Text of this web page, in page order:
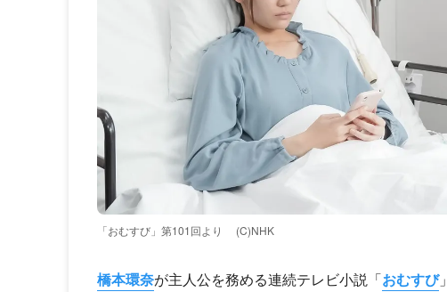
「おむすび」第101回より (C)NHK
橋本環奈が主人公を務める連続テレビ小説「おむすび